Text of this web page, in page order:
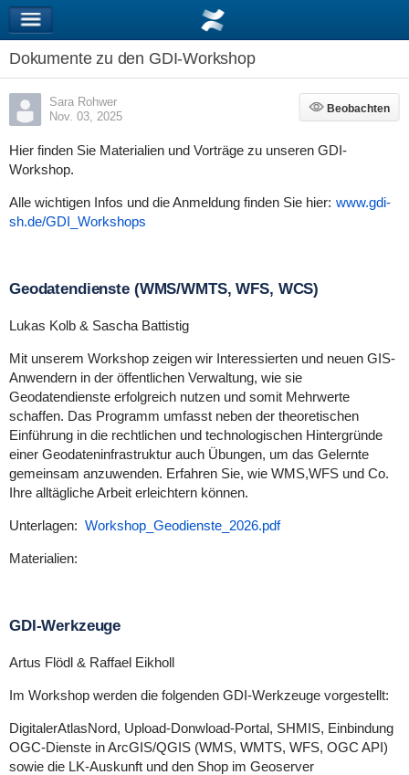
Dokumente zu den GDI-Workshop
Sara Rohwer
Nov. 03, 2025
Beobachten
Beobachten
Hier finden Sie Materialien und Vorträge zu unseren GDI-
Workshop.
Alle wichtigen Infos und die Anmeldung finden Sie hier: www.gdi-
sh.de/GDI_Workshops
Geodatendienste (WMS/WMTS, WFS, WCS)
Lukas Kolb & Sascha Battistig
Mit unserem Workshop zeigen wir Interessierten und neuen GIS-
Anwendern in der öffentlichen Verwaltung, wie sie
Geodatendienste erfolgreich nutzen und somit Mehrwerte
schaffen. Das Programm umfasst neben der theoretischen
Einführung in die rechtlichen und technologischen Hintergründe
einer Geodateninfrastruktur auch Übungen, um das Gelernte
gemeinsam anzuwenden. Erfahren Sie, wie WMS,WFS und Co.
Ihre alltägliche Arbeit erleichtern können.
Unterlagen: Workshop_Geodienste_2026.pdf
Materialien:
GDI-Werkzeuge
Artus Flödl & Raffael Eikholl
Im Workshop werden die folgenden GDI-Werkzeuge vorgestellt:
DigitalerAtlasNord, Upload-Donwload-Portal, SHMIS, Einbindung
OGC-Dienste in ArcGIS/QGIS (WMS, WMTS, WFS, OGC API)
sowie die LK-Auskunft und den Shop im Geoserver